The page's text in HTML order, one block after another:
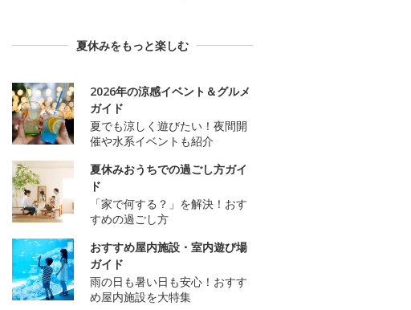
夏休みをもっと楽しむ
2026年の涼感イベント＆グルメ
ガイド
夏でも涼しく遊びたい！夜間開
催や水系イベントも紹介
夏休みおうちでの過ごし方ガイ
ド
「家で何する？」を解決！おす
すめの過ごし方
おすすめ屋内施設・室内遊び場
ガイド
雨の日も暑い日も安心！おすす
め屋内施設を大特集